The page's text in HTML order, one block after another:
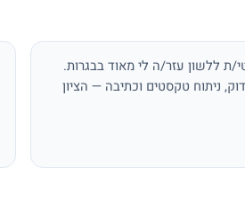
ת ללשון עזר/ה לי מאוד בבגרות.
ניתוח טקסטים וכתיבה — הציון